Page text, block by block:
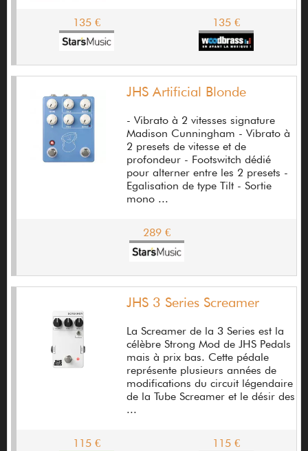
Apogee Digital
Applause
Apple
Aquilina
Aria
Arobas Music
Arturia
Ashley guitare
Audient
135 € 135 €
JHS Artificial Blonde
- Vibrato à 2 vitesses signature
Madison Cunningham - Vibrato à
2 presets de vitesse et de
profondeur - Footswitch dédié
pour alterner entre les 2 presets -
Egalisation de type Tilt - Sortie
mono ...
289 €
JHS 3 Series Screamer
La Screamer de la 3 Series est la
célèbre Strong Mod de JHS Pedals
mais à prix bas. Cette pédale
représente plusieurs années de
modifications du circuit légendaire
de la Tube Screamer et le désir des
...
115 € 115 €